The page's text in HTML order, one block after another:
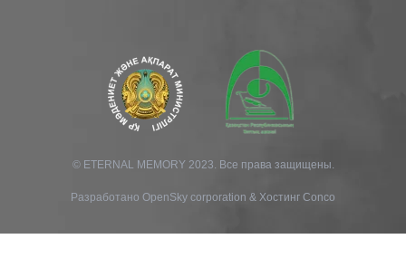
© ETERNAL MEMORY 2023. Все права защищены.
Разработано OpenSky corporation & Хостинг Conco